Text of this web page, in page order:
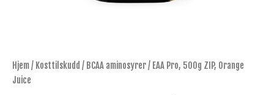
Hjem/ Kosttilskudd / BCAA aminosyrer/ EAA Pro, 500g ZIP, Orange
Juice